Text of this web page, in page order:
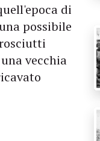
di
possibile
vecchia